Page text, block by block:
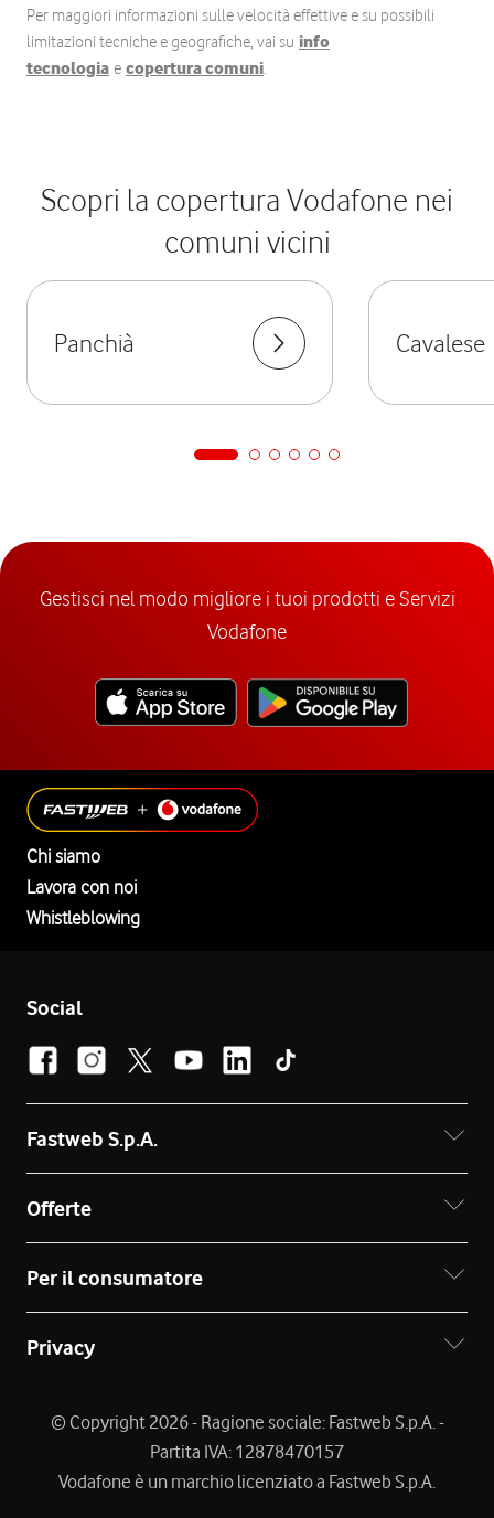
Per maggiori informazioni sulle velocità effettive e su possibili
limitazioni tecniche e geografiche, vai su info
tecnologia e copertura comuni.
Scopri la copertura Vodafone nei
comuni vicini
Panchià Cavalese
Gestisci nel modo migliore i tuoi prodotti e Servizi
Vodafone
Chi siamo
Lavora con noi
Whistleblowing
Social
Fastweb S.p.A.
Offerte
Per il consumatore
Privacy
© Copyright 2026 - Ragione sociale: Fastweb S.p.A. -
Partita IVA: 12878470157
Vodafone è un marchio licenziato a Fastweb S.p.A.